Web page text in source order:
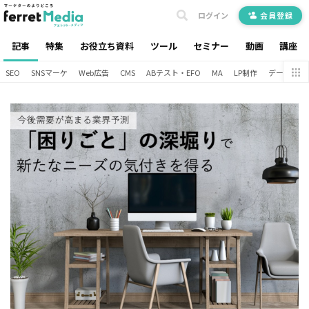
記事 特集 お役立ち資料 ツール セミナー 動画 講座
ログイン 会員登録
SEO SNSマーケ Web広告 CMS ABテスト・EFO MA LP制作 データ分析